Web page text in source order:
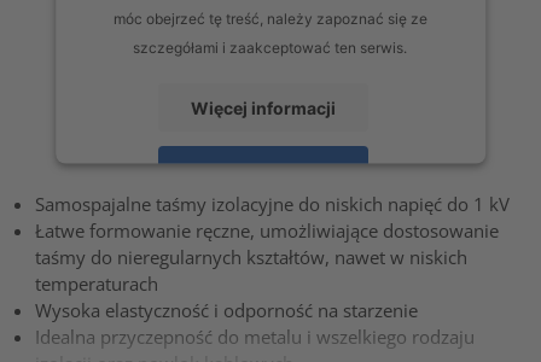
móc obejrzeć tę treść, należy zapoznać się ze
szczegółami i zaakceptować ten serwis.
Więcej informacji
Zaakceptuj
powered byUsercentrics Consent Management Platform
Samospajalne taśmy izolacyjne do niskich napięć do 1 kV
Łatwe formowanie ręczne, umożliwiające dostosowanie
taśmy do nieregularnych kształtów, nawet w niskich
temperaturach
Wysoka elastyczność i odporność na starzenie
Idealna przyczepność do metalu i wszelkiego rodzaju